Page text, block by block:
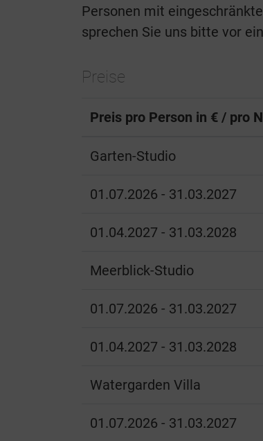
Personen mit
sprechen Sie uns bitte vor
Preise
Preis pro Person in € / pro
Garten-Studio
01.07.2026 - 31.03.2027
01.04.2027 - 31.03.2028
Meerblick-Studio
01.07.2026 - 31.03.2027
01.04.2027 - 31.03.2028
Watergarden Villa
01.07.2026 - 31.03.2027